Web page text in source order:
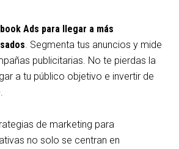
Ads para llegar a más
. Segmenta tus anuncios y mide
publicitarias. No te pierdas la
a tu público objetivo e invertir de
de marketing para
no solo se centran en